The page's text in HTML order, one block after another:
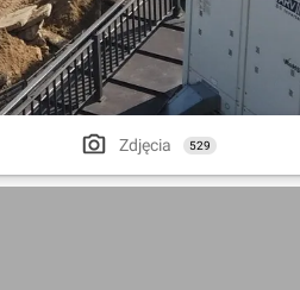
Zdjęcia 529